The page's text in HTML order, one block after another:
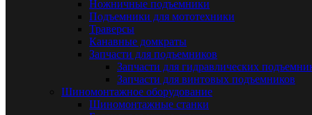
Ножничные подъемники
Подъемники для мототехники
Траверсы
Канавные домкраты
Запчасти для подъемников
Запчасти для гидравлических
Запчасти для винтовых подъемников
Шиномонтажное оборудование
Шиномонтажные станки